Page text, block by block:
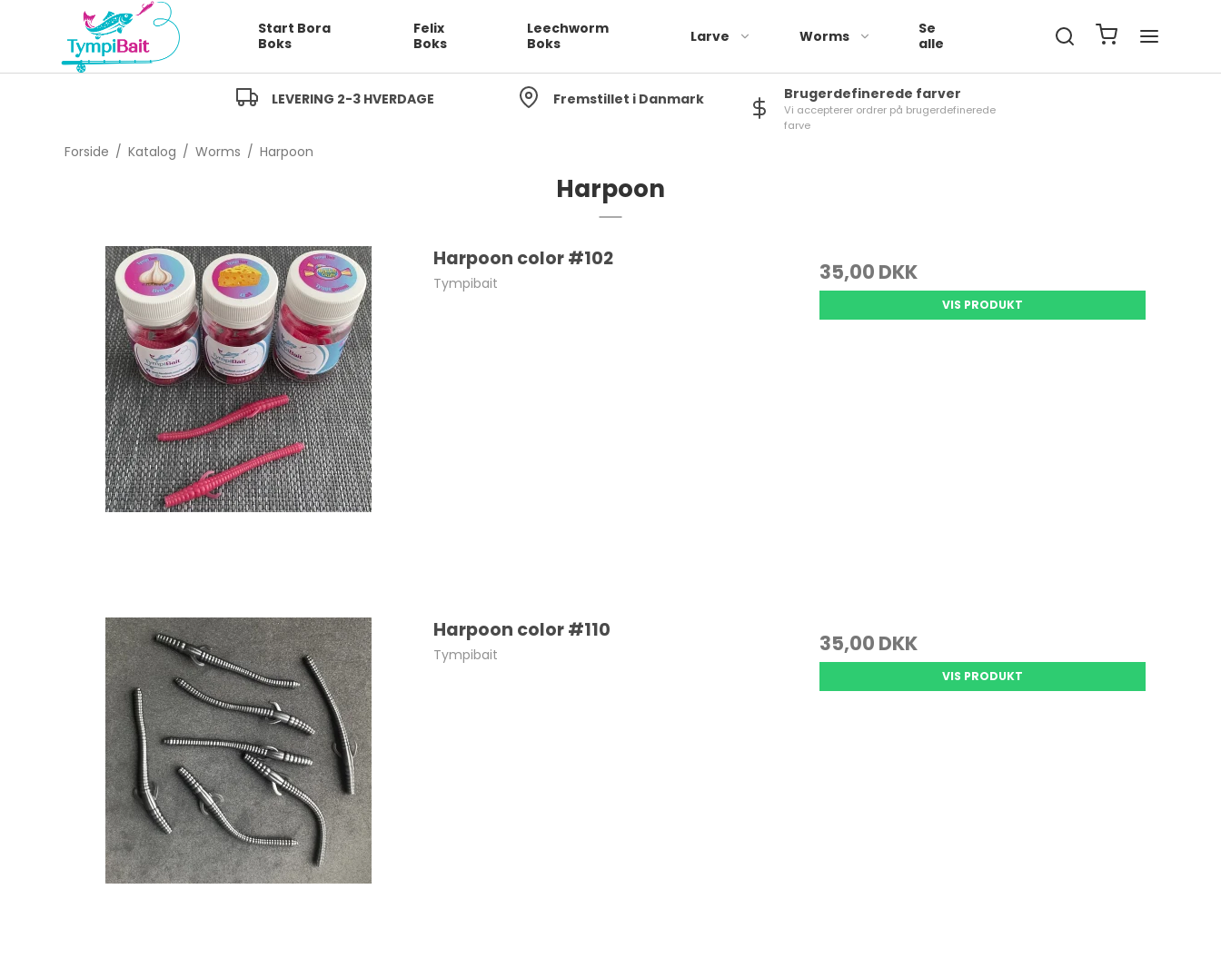
Start Bora
Boks
Felix
Boks
Leechworm
Boks
Larve Worms
Se
alle
LEVERING 2-3 HVERDAGE Fremstillet i Danmark Brugerdefinerede farver
Vi accepterer ordrer på brugerdefinerede
farve
Forside / Katalog / Worms / Harpoon
Harpoon
Harpoon color #102
Tympibait 35,00 DKK
VIS PRODUKT
Harpoon color #110
Tympibait 35,00 DKK
VIS PRODUKT